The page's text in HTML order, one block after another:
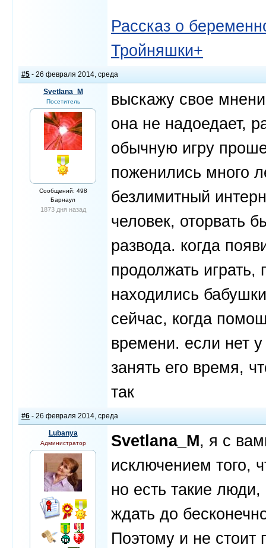
Рассказ о
Тройняшки+
#5 - 26 февраля 2014, среда
Svetlana_M
Посетитель
Сообщений: 498
Барнаул
1873 дня назад
выскажу свое
она не надоедает,
обычную игру
поженились много
безлимитный
человек, оторвать
развода. когда
продолжать играть,
находились
сейчас, когда
времени. если нет
занять его время,
так
#6 - 26 февраля 2014, среда
Lubanya
Администратор Svetlana_M, я с
исключением того,
но есть такие
ждать до
Поэтому и не стоит